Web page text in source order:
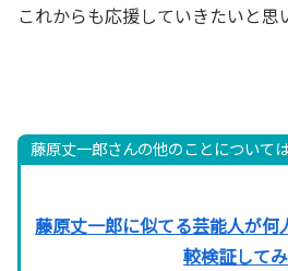
これからも応援していきたいと思
藤原丈一郎さんの他のことについて
藤原丈一郎に似てる芸能人が何
較検証して